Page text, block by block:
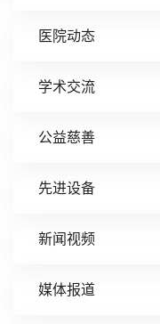
医院动态
学术交流
公益慈善
先进设备
新闻视频
媒体报道